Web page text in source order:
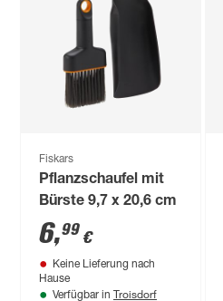
Fiskars
Pflanzschaufel mit
Bürste 9,7 x 20,6 cm
6,99 €
Keine Lieferung nach
Hause
Verfügbar in Troisdorf